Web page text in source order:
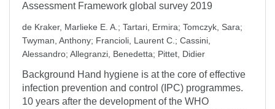
Assessment Framework global survey 2019
de Kraker, Marlieke E. A. ; Tartari, Ermira; Tomczyk, Sara;
Twyman, Anthony; Francioli, Laurent C. ; Cassini,
Alessandro; Allegranzi, Benedetta; Pittet, Didier
Background Hand hygiene is at the core of effective
infection prevention and control (IPC) programmes.
10 years after the development of the WHO